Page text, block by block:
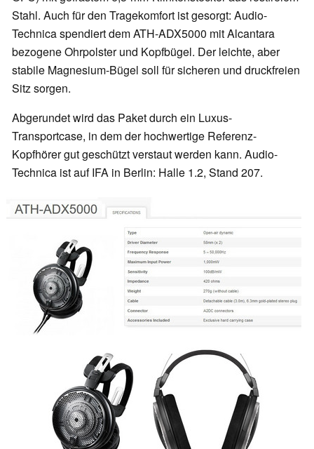
Stahl. Auch für den Tragekomfort ist gesorgt: Audio-
Technica spendiert dem ATH-ADX5000 mit Alcantara
bezogene Ohrpolster und Kopfbügel. Der leichte, aber
stabile Magnesium-Bügel soll für sicheren und druckfreien
Sitz sorgen.
Abgerundet wird das Paket durch ein Luxus-
Transportcase, in dem der hochwertige Referenz-
Kopfhörer gut geschützt verstaut werden kann. Audio-
Technica ist auf IFA in Berlin: Halle 1.2, Stand 207.